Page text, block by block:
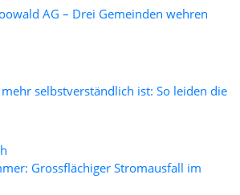
AG – Drei Gemeinden wehren
selbstverständlich ist: So leiden die
Grossflächiger Stromausfall im